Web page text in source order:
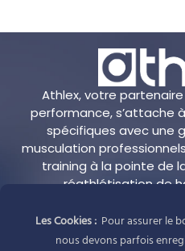
Athlex, votre
performance, s’attache
spécifiques avec une
musculation
training à la pointe de
réathlétisation de
Les Cookies : Pour assurer le
nous devons parfois